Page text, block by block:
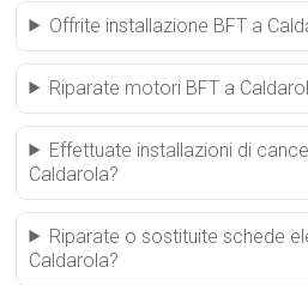
Offrite installazione BFT a
Riparate motori BFT a
Effettuate installazioni di
Caldarola?
Riparate o sostituite schede
Caldarola?